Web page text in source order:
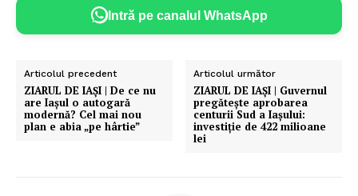
Intră pe canalul WhatsApp
Articolul precedent
ZIARUL DE IAȘI | De ce nu
are Iașul o autogară
modernă? Cel mai nou
plan e abia „pe hârtie”
Articolul următor
ZIARUL DE IAȘI | Guvernul
pregătește aprobarea
centurii Sud a Iașului:
investiție de 422 milioane
lei